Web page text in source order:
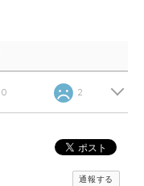
0 2
通報する